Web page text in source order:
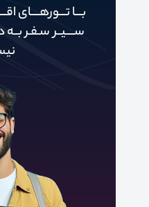
بـــا تـــورهــــای
ســــیــر سـفـر بــه